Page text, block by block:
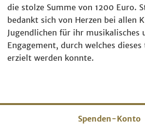
die stolze Summe von 1200 Euro.
bedankt sich von Herzen bei allen
Jugendlichen für ihr musikalisches
Engagement, durch welches
erzielt werden konnte.
Spenden-Konto